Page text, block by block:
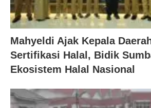
Mahyeldi Ajak Kepala
Sertifikasi Halal, Bidik
Ekosistem Halal Nasional